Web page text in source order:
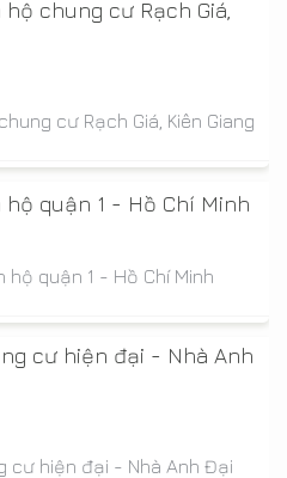
cư Rạch Giá, Kiên Giang
quận 1 - Hồ Chí Minh
cư hiện đại - Nhà Anh Đại